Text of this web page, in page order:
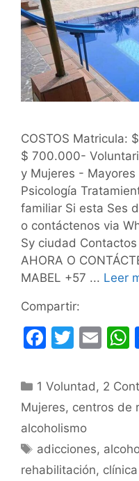
COSTOS Matricula:
$ 700.000-
y Mujeres -
Psicología
familiar Si esta Ses
o contáctenos via
Sy ciudad
AHORA O
MABEL +57 ... Leer
Compartir:
F
c
e
b
o
o
T
itt
er
E
ai
l
Categorías
1 Voluntad , 2
Mujeres, centros de
alcoholismo
Etiquetas
adicciones,
rehabilitación,